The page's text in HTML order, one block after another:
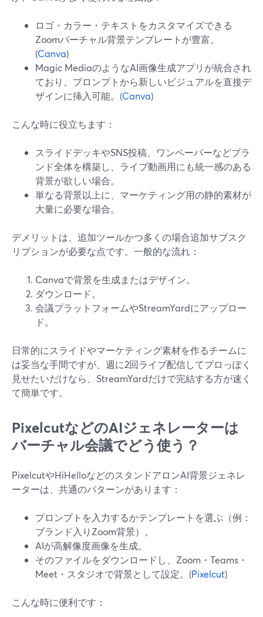
ロゴ・カラー・テキストをカスタマイズできる
Zoomバーチャル背景テンプレートが豊富。
(Canva)
Magic MediaのようなAI画像生成アプリが統合され
ており、プロンプトから新しいビジュアルを直接デ
ザインに挿入可能。(Canva)
こんな時に役立ちます：
スライドデッキやSNS投稿、ワンペーパーなどブラ
ンド全体を構築し、ライブ動画用にも統一感のある
背景が欲しい場合。
単なる背景以上に、マーケティング用の静的素材が
大量に必要な場合。
デメリットは、追加ツールかつ多くの場合追加サブスク
リプションが必要な点です。一般的な流れ：
Canvaで背景を生成またはデザイン。
ダウンロード。
会議プラットフォームやStreamYardにアップロー
ド。
日常的にスライドやマーケティング素材を作るチームに
は妥当な手間ですが、週に2回ライブ配信してプロっぽく
見せたいだけなら、StreamYardだけで完結する方が速く
て簡単です。
PixelcutなどのAIジェネレーターは
バーチャル会議でどう使う？
PixelcutやHiHelloなどのスタンドアロンAI背景ジェネレ
ーターは、共通のパターンがあります：
プロンプトを入力するかテンプレートを選ぶ（例：
ブランド入りZoom背景）。
AIが高解像度画像を生成。
そのファイルをダウンロードし、Zoom・Teams・
Meet・スタジオで背景として設定。(Pixelcut)
こんな時に便利です：